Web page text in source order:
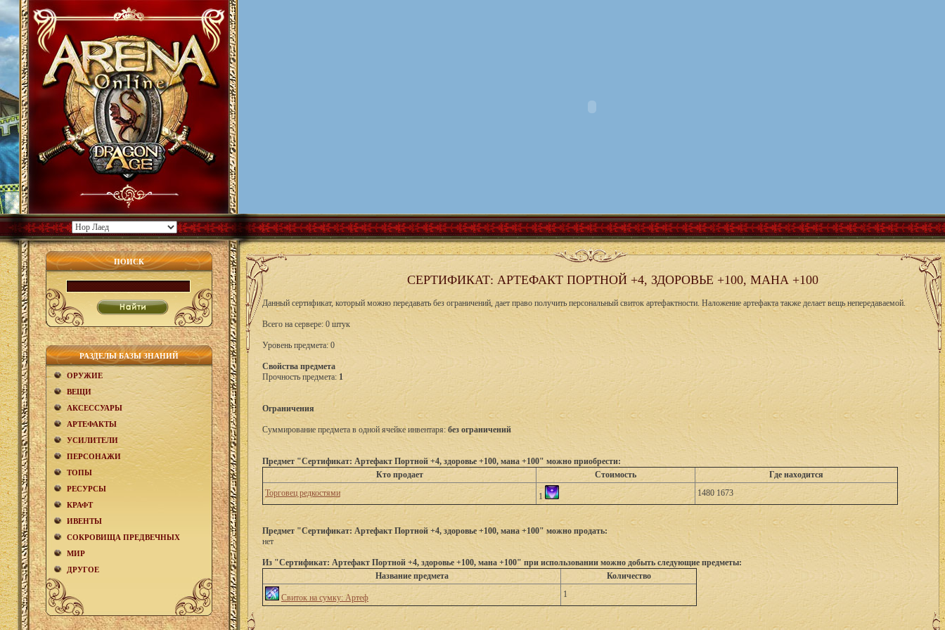
ПОИСК
РАЗДЕЛЫ БАЗЫ ЗНАНИЙ
ОРУЖИЕ
ВЕЩИ
АКCЕСCУАРЫ
АРТЕФАКТЫ
УСИЛИТЕЛИ
ПЕРСОНАЖИ
ТОПЫ
РЕСУРСЫ
КРАФТ
ИВЕНТЫ
СОКРОВИЩА ПРЕДВЕЧНЫХ
МИР
ДРУГОЕ
СЕРТИФИКАТ: АРТЕФАКТ ПОРТНОЙ +4, ЗДОРОВЬЕ +100, МАНА +100
Данный сертификат, который можно передавать без ограничений, дает право получить персональный свиток артефактности. Наложение артефакта также делает вещь непередаваемой.
Всего на сервере: 0 штук
Уровень предмета: 0
Свойства предмета
Прочность предмета: 1
Ограничения
Суммирование предмета в одной ячейке инвентаря: без ограничений
Предмет "Сертификат: Артефакт Портной +4, здоровье +100, мана +100" можно приобрести:
Кто продает
Стоимость
Где находится
Торговец редкостями
1 1480 1673
Предмет "Сертификат: Артефакт Портной +4, здоровье +100, мана +100" можно продать:
нет
Из "Сертификат: Артефакт Портной +4, здоровье +100, мана +100" при использовании можно добыть следующие предметы:
Название предмета
Количество
Свиток на сумку: Артеф 1